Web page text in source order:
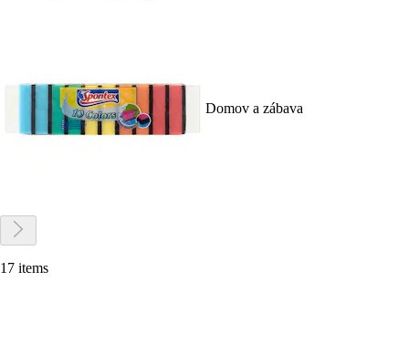
Domov a zábava
17 items